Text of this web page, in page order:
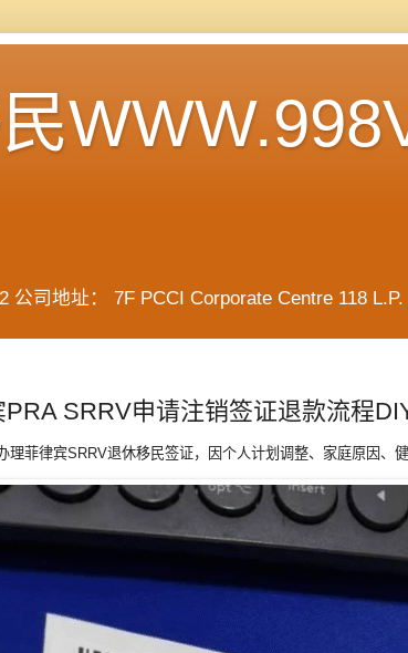
公司地址： 7F PCCI Corporate Centre 118
PRA SRRV申请注销签证退款流程
理菲律宾SRRV退休移民签证，因个人计划调整、家庭原因